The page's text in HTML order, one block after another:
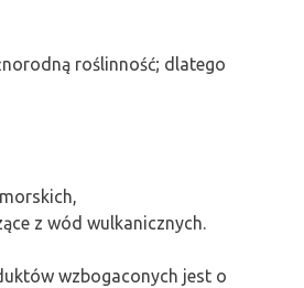
roślinność; dlatego
z wód wulkanicznych.
wzbogaconych jest o